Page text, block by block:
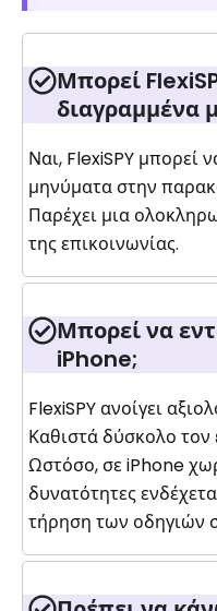
Μπορεί
διαγραμμένα
Ναι, FlexiSPY μπορεί
μηνύματα στην
Παρέχει μια
της επικοινωνίας.
Μπορεί να
iPhone;
FlexiSPY ανοίγει
Καθιστά δύσκολο
Ωστόσο, σε iPhone
δυνατότητες
τήρηση των οδηγιών